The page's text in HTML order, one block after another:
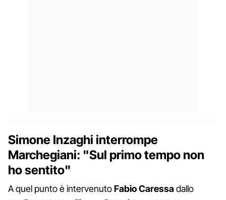
Simone Inzaghi interrompe
Marchegiani: "Sul primo tempo non
ho sentito"
A quel punto è intervenutoFabio Caressadallo